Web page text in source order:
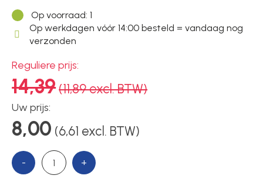
Contact
Op voorraad: 1
Op werkdagen vóór 14:00 besteld = vandaag nog
verzonden
Reguliere prijs:
14,39(11,89 excl. BTW)
Uw prijs:
8,00 (6,61 excl. BTW)
- +